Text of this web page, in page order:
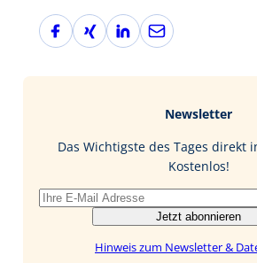
F
a
X
i
L
i
I
E
-
Newsletter
Das Wichtigste des Tages direkt
Kostenlos!
Jetzt abonnieren
Hinweis zum Newsletter &